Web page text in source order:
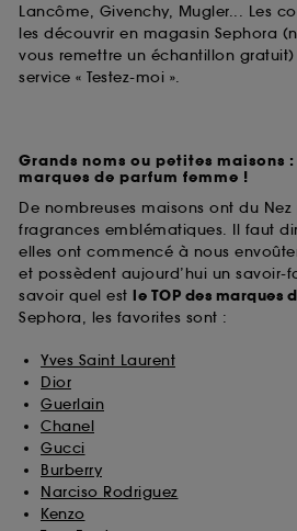
Lancôme, Givenchy, Mugler... Les
les découvrir en magasin Sephora
vous remettre un échantillon
service « Testez-moi ».
Grands noms ou petites maisons
marques de parfum femme !
De nombreuses maisons ont du Nez
fragrances emblématiques. Il faut
elles ont commencé à nous
et possèdent aujourd’hui un savoir-
savoir quel est le TOP des marques
Sephora, les favorites sont :
Yves Saint Laurent
Dior
Guerlain
Chanel
Gucci
Burberry
Narciso Rodriguez
Kenzo